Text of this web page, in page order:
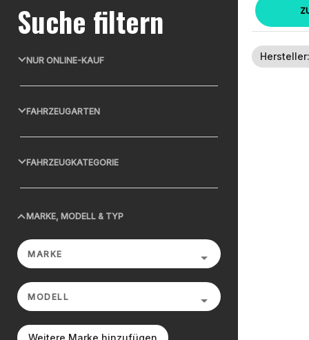
Suche filtern
NUR ONLINE-KAUF
FAHRZEUGARTEN
FAHRZEUGKATEGORIE
MARKE, MODELL & TYP
MARKE
MODELL
Hersteller